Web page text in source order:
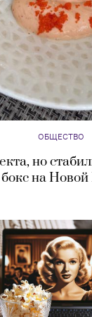
ОБЩЕСТВО
но
бокс на Новой